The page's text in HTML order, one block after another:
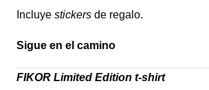
Incluye stickersde regalo.
Sigue en el camino
FIKOR Limited Edition t-shirt